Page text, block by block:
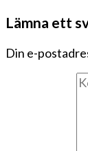
Lämna ett
Din e-